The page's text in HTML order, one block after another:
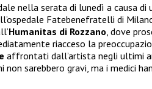
nella serata di lunedì a causa di
Fatebenefratelli di
Humanitas di Rozzano , dove
riacceso la
affrontati dall’artista negli ultimi
sarebbero gravi, ma i medici